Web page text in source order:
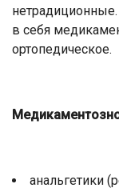
в себя
ортопедическое.
анальгетики